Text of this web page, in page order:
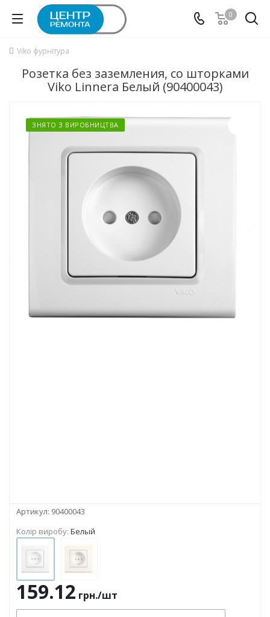
0
Viko фурнітура
Розетка без заземления, со шторками
Viko Linnera Белый (90400043)
ЗНЯТО З ВИРОБНИЦТВА
Артикул: 90400043
Колір виробу: Белый
159.12 грн./шт